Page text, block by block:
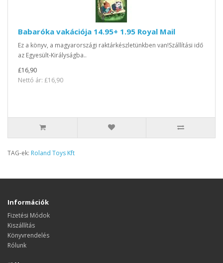
Babaróka vakációja 14.95+ 1.95 Royal Mail
Ez a könyv, a magyarországi raktárkészletünkben van!Szállítási idő
az Egyesült-Királyságba..
£16,90
Nettó ár: £16,90
TAG-ek: Roland Toys Kft
Információk
Fizetési Módok
Kiszállítás
Könyvrendelés
Rólunk